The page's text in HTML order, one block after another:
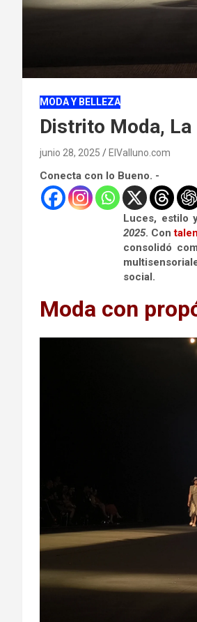
MODA Y BELLEZA
Distrito Moda, La
junio 28, 2025 ElValluno.com
Conecta con lo Bueno. -
Luces, estilo
2025. Con
consolidó
social.
Moda con